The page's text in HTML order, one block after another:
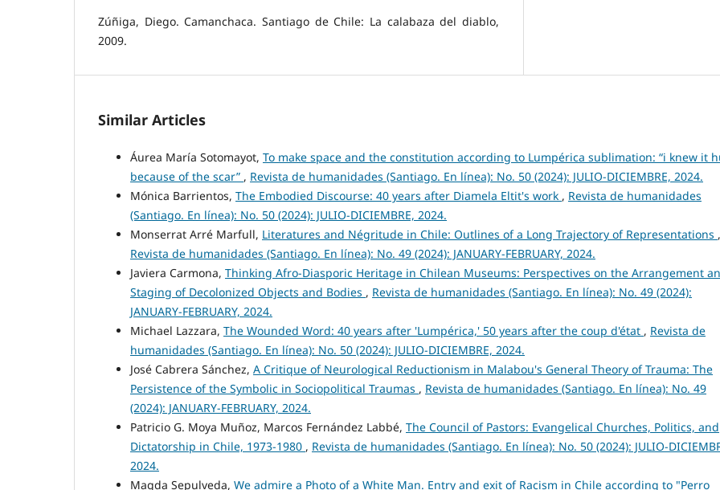
Zúñiga, Diego. Camanchaca. Santiago de Chile: La calabaza del diablo,
2009.
Similar Articles
Áurea María Sotomayot, To make space and the constitution according to Lumpérica sublimation: “i knew it
because of the scar” , Revista de humanidades (Santiago. En línea): No. 50 (2024): JULIO-DICIEMBRE, 2024.
Mónica Barrientos, The Embodied Discourse: 40 years after Diamela Eltit's work , Revista de humanidades
(Santiago. En línea): No. 50 (2024): JULIO-DICIEMBRE, 2024.
Monserrat Arré Marfull, Literatures and Négritude in Chile: Outlines of a Long Trajectory of Representations ,
Revista de humanidades (Santiago. En línea): No. 49 (2024): JANUARY-FEBRUARY, 2024.
Javiera Carmona, Thinking Afro-Diasporic Heritage in Chilean Museums: Perspectives on the Arrangement
Staging of Decolonized Objects and Bodies , Revista de humanidades (Santiago. En línea): No. 49 (2024):
JANUARY-FEBRUARY, 2024.
Michael Lazzara, The Wounded Word: 40 years after 'Lumpérica,' 50 years after the coup d'état , Revista de
humanidades (Santiago. En línea): No. 50 (2024): JULIO-DICIEMBRE, 2024.
José Cabrera Sánchez, A Critique of Neurological Reductionism in Malabou's General Theory of Trauma: The
Persistence of the Symbolic in Sociopolitical Traumas , Revista de humanidades (Santiago. En línea): No. 49
(2024): JANUARY-FEBRUARY, 2024.
Patricio G. Moya Muñoz, Marcos Fernández Labbé, The Council of Pastors: Evangelical Churches, Politics, and
Dictatorship in Chile, 1973-1980 , Revista de humanidades (Santiago. En línea): No. 50 (2024): JULIO-
2024.
Magda Sepulveda, We admire a Photo of a White Man. Entry and exit of Racism in Chile according to "Perro